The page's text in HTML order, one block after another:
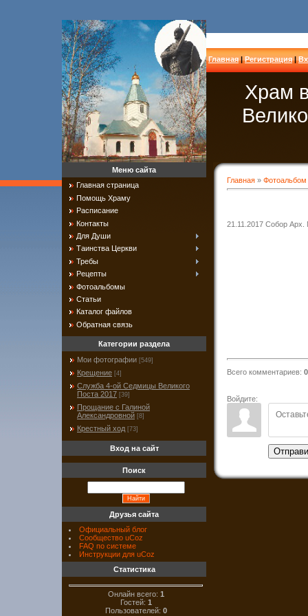
Главная|Регистрация|
Храм
Главная » Фотоальбом
21.11.2017 Собор
Всего комментариев: 0
Войдите:
Меню сайта
Главная страница
Помощь Храму
Расписание
Контакты
Для Души
Таинства Церкви
Требы
Рецепты
Фотоальбомы
Статьи
Каталог файлов
Обратная связь
Категории раздела
Мои фотографии [549]
Крещение [4]
Служба 4-ой Седмицы Великого
Поста 2017 [39]
Прощание с Галиной
Александровной [8]
Крестный ход [73]
Вход на сайт
Поиск
Друзья сайта
Официальный блог
Сообщество uCoz
FAQ по системе
Инструкции для uCoz
Статистика
Онлайн всего: 1
Гостей: 1
Пользователей: 0